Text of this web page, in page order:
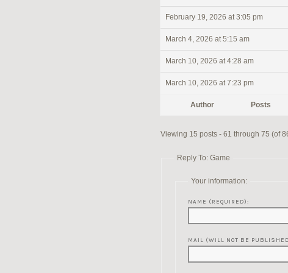
February 19, 2026 at 3:05 pm
March 4, 2026 at 5:15 am
March 10, 2026 at 4:28 am
March 10, 2026 at 7:23 pm
Author Posts
Viewing 15 posts - 61 through 75 (of
Reply To: Game
Your information:
NAME (REQUIRED):
MAIL (WILL NOT BE